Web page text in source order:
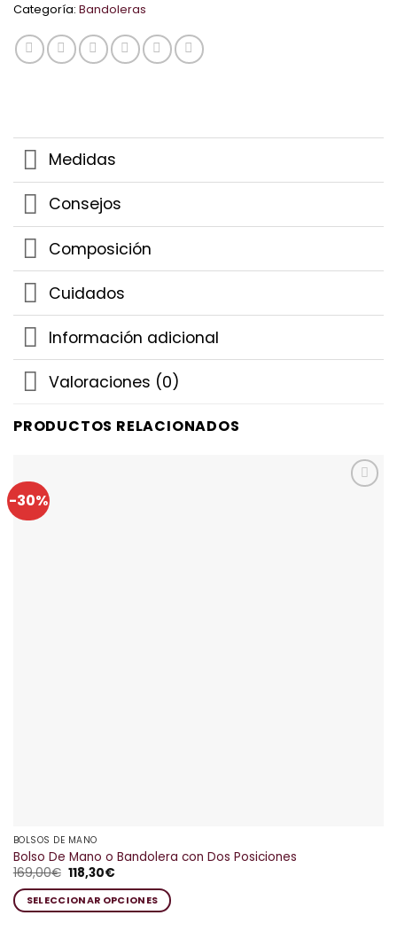
Categoría: Bandoleras
Medidas
Consejos
Composición
Cuidados
Información adicional
Valoraciones (0)
PRODUCTOS RELACIONADOS
-30%
BOLSOS DE MANO
Bolso De Mano o Bandolera con Dos Posiciones
169,00€ El
precio
original
era:
169,00€.
118,30€El
actual
es:
118,30€.
SELECCIONAR OPCIONES